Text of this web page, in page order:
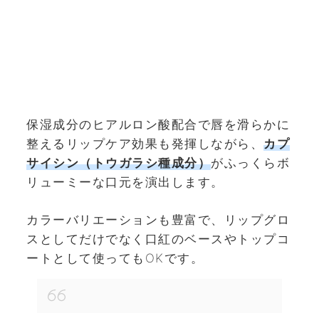
保湿成分のヒアルロン酸配合で唇を滑らかに
整えるリップケア効果も発揮しながら、 カプ
サイシン（トウガラシ種成分）がふっくらボ
リューミーな口元を演出します。
カラーバリエーションも豊富で、リップグロ
スとしてだけでなく口紅のベースやトップコ
ートとして使ってもOKです。